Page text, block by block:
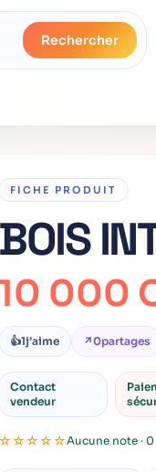
Rechercher
FICHE PRODUIT
BOIS
10 000
👍1j’aime ↗0partages
Contact
vendeur
☆☆☆☆☆Aucune note ·